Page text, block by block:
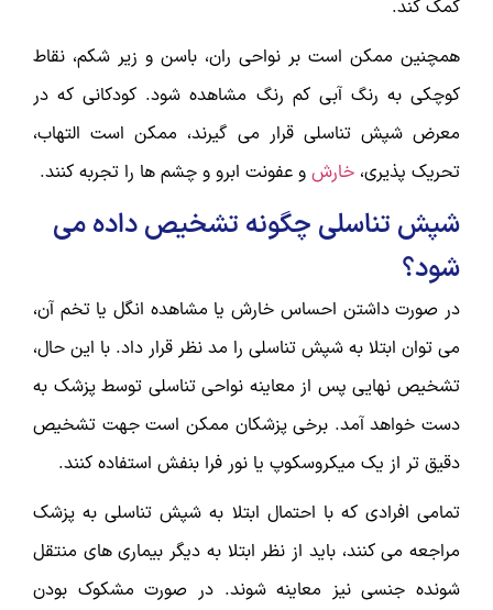
کمک کند.
همچنین ممکن است بر نواحی ران، باسن و زیر شکم، نقاط
کوچکی به رنگ آبی کم رنگ مشاهده شود. کودکانی که در
معرض شپش تناسلی قرار می گیرند، ممکن است التهاب،
تحریک پذیری، خارش و عفونت ابرو و چشم ها را تجربه کنند.
شپش تناسلی چگونه تشخیص داده می
شود؟
در صورت داشتن احساس خارش یا مشاهده انگل یا تخم آن،
می توان ابتلا به شپش تناسلی را مد نظر قرار داد. با این حال،
تشخیص نهایی پس از معاینه نواحی تناسلی توسط پزشک به
دست خواهد آمد. برخی پزشکان ممکن است جهت تشخیص
دقیق تر از یک میکروسکوپ یا نور فرا بنفش استفاده کنند.
تمامی افرادی که با احتمال ابتلا به شپش تناسلی به پزشک
مراجعه می کنند، باید از نظر ابتلا به دیگر بیماری های منتقل
شونده جنسی نیز معاینه شوند. در صورت مشکوک بودن